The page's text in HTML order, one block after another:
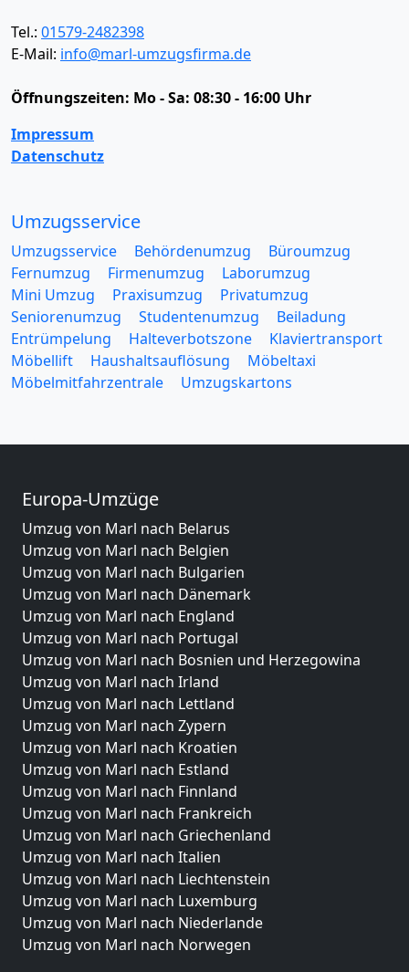
Tel.: 01579-2482398
E-Mail: info@marl-umzugsfirma.de
Öffnungszeiten: Mo - Sa: 08:30 - 16:00 Uhr
Impressum
Datenschutz
Umzugsservice
Umzugsservice Behördenumzug
Büroumzug
Fernumzug
Firmenumzug
Laborumzug
Mini Umzug
Praxisumzug
Privatumzug
Seniorenumzug
Studentenumzug
Beiladung
Entrümpelung
Halteverbotszone
Klaviertransport
Möbellift
Haushaltsauflösung
Möbeltaxi
Möbelmitfahrzentrale
Umzugskartons
Europa-Umzüge
Umzug von Marl nach Belarus
Umzug von Marl nach Belgien
Umzug von Marl nach Bulgarien
Umzug von Marl nach Dänemark
Umzug von Marl nach England
Umzug von Marl nach Portugal
Umzug von Marl nach Bosnien und Herzegowina
Umzug von Marl nach Irland
Umzug von Marl nach Lettland
Umzug von Marl nach Zypern
Umzug von Marl nach Kroatien
Umzug von Marl nach Estland
Umzug von Marl nach Finnland
Umzug von Marl nach Frankreich
Umzug von Marl nach Griechenland
Umzug von Marl nach Italien
Umzug von Marl nach Liechtenstein
Umzug von Marl nach Luxemburg
Umzug von Marl nach Niederlande
Umzug von Marl nach Norwegen